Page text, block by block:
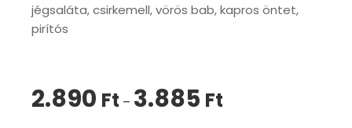
jégsaláta, csirkemell, vörös bab, kapros öntet,
pirítós
2.890 Ft – 3.885 Ft